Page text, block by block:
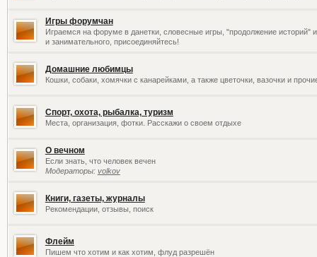
Игры форумчан
Играемся на форуме в данетки, словесные игры, "продолжение историй"
и занимательного, присоединяйтесь!
Домашние любимцы
Кошки, собаки, хомячки с канарейками, а также цветочки, вазочки и
Спорт, охота, рыбалка, туризм
Места, организация, фотки. Расскажи о своем отдыхе
О вечном
Если знать, что человек вечен
Модераторы: volkov
Книги, газеты, журналы
Рекомендации, отзывы, поиск
Флейм
Пишем что хотим и как хотим, флуд разрешён